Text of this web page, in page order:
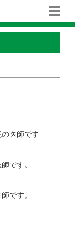
医師です
です。
です。